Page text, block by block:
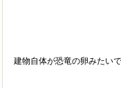
建物自体が恐竜の卵みたいで